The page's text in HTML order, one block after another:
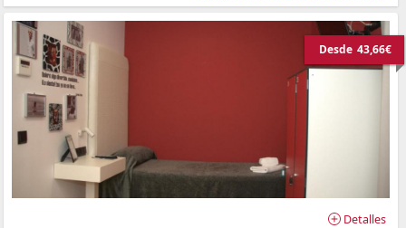
Desde 43,66€
Detalles